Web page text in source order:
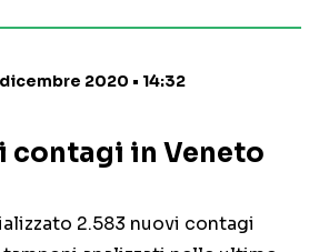
dicembre 2020 • 14:32
contagi in Veneto
2.583 nuovi contagi